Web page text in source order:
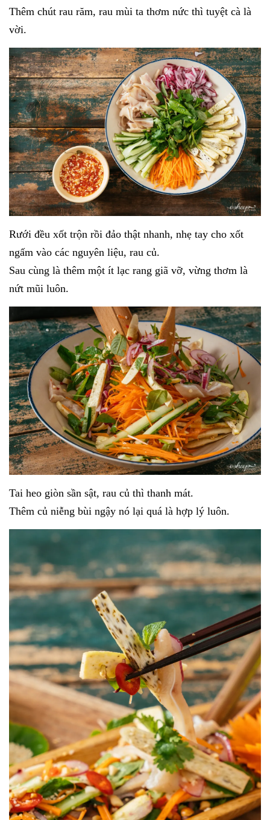
Thêm chút rau răm, rau mùi ta thơm nức thì tuyệt cà là
vời.
Rưới đều xốt trộn rồi đảo thật nhanh, nhẹ tay cho xốt
ngấm vào các nguyên liệu, rau củ.
Sau cùng là thêm một ít lạc rang giã vỡ, vừng thơm là
nứt mũi luôn.
Tai heo giòn sần sật, rau củ thì thanh mát.
Thêm củ niễng bùi ngậy nó lại quá là hợp lý luôn.